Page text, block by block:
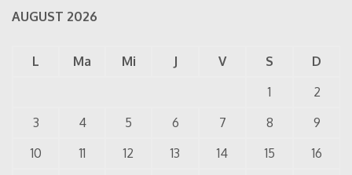
AUGUST 2026
L Ma Mi J V S
D
1
2
3
4 5 6 7 8
9
10
11 12 13 14 15
16